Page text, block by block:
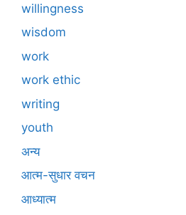
willingness
wisdom
work
work ethic
writing
youth
अन्य
आत्म-सुधार वचन
आध्यात्म